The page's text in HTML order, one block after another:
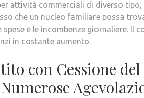
attività commerciali di diverso
che un nucleo familiare possa
e le incombenze giornaliere. Il
in costante aumento.
con Cessione